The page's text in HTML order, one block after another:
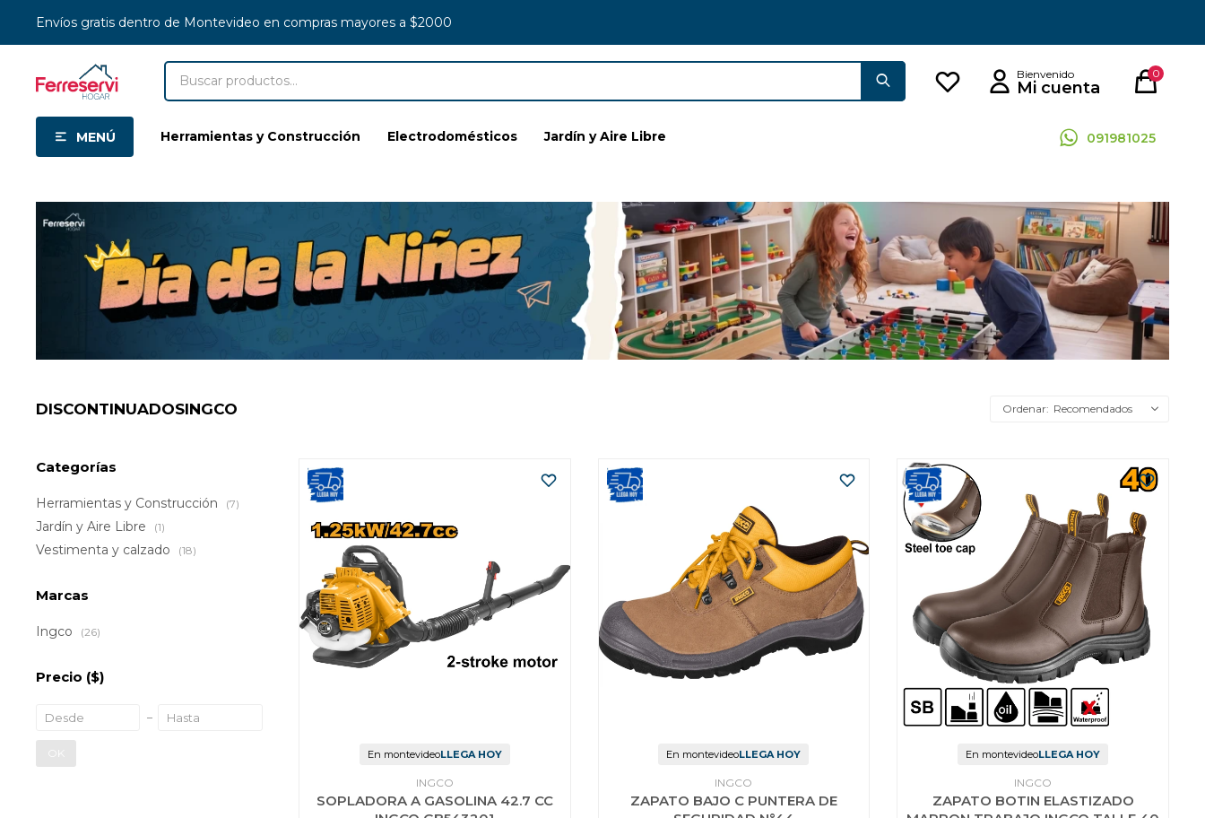
MENÚ Herramientas y Construcción Electrodomésticos Jardín y Aire Libre 091981025
0
Envíos gratis dentro de Montevideo en compras mayores a $2000
DISCONTINUADOSINGCO Recomendados
En montevideoLLEGA HOY
INGCO
SOPLADORA A GASOLINA 42.7 CC
En montevideoLLEGA HOY
INGCO
ZAPATO BAJO C PUNTERA DE
En montevideoLLEGA HOY
INGCO
ZAPATO BOTIN ELASTIZADO
Categorías
Herramientas y Construcción (7)
Jardín y Aire Libre (1)
Vestimenta y calzado (18)
Marcas
Ingco (26)
Precio ($)
OK